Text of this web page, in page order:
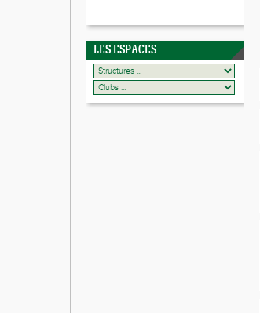
LES ESPACES